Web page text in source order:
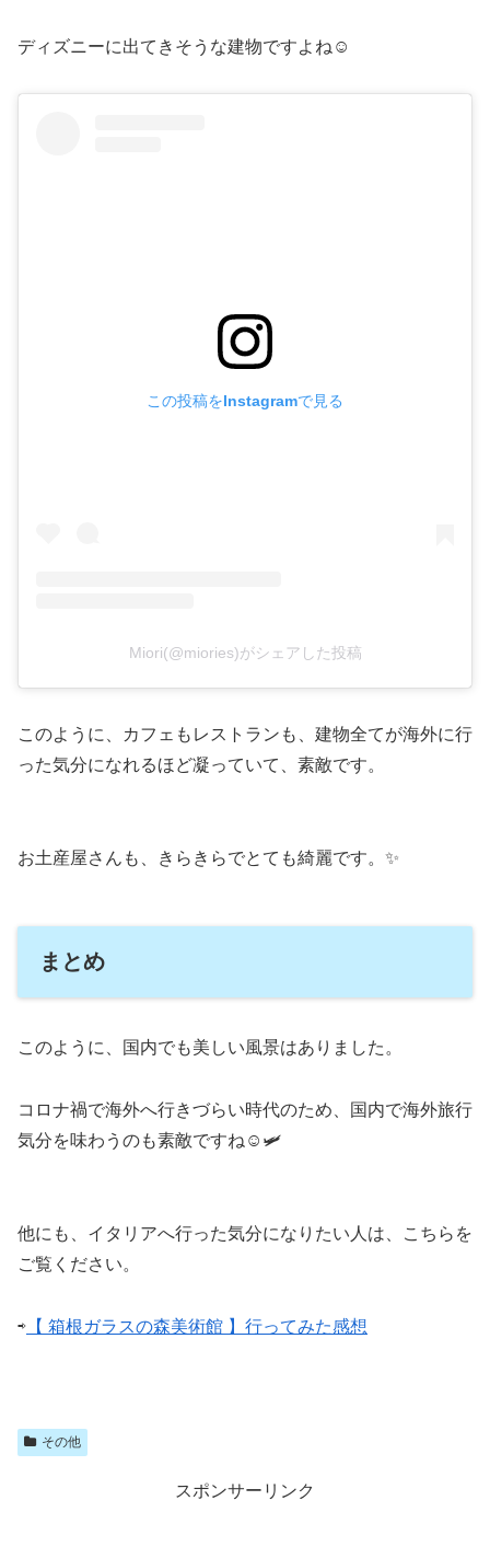
ディズニーに出てきそうな建物ですよね☺️
この投稿をInstagramで見る
Miori(@miories)がシェアした投稿
このように、カフェもレストランも、建物全てが海外に行
った気分になれるほど凝っていて、素敵です。
お土産屋さんも、きらきらでとても綺麗です。✨
まとめ
このように、国内でも美しい風景はありました。
コロナ禍で海外へ行きづらい時代のため、国内で海外旅行
気分を味わうのも素敵ですね☺️🛩
他にも、イタリアへ行った気分になりたい人は、こちらを
ご覧ください。
⇨ 【 箱根ガラスの森美術館 】行ってみた感想
その他
スポンサーリンク